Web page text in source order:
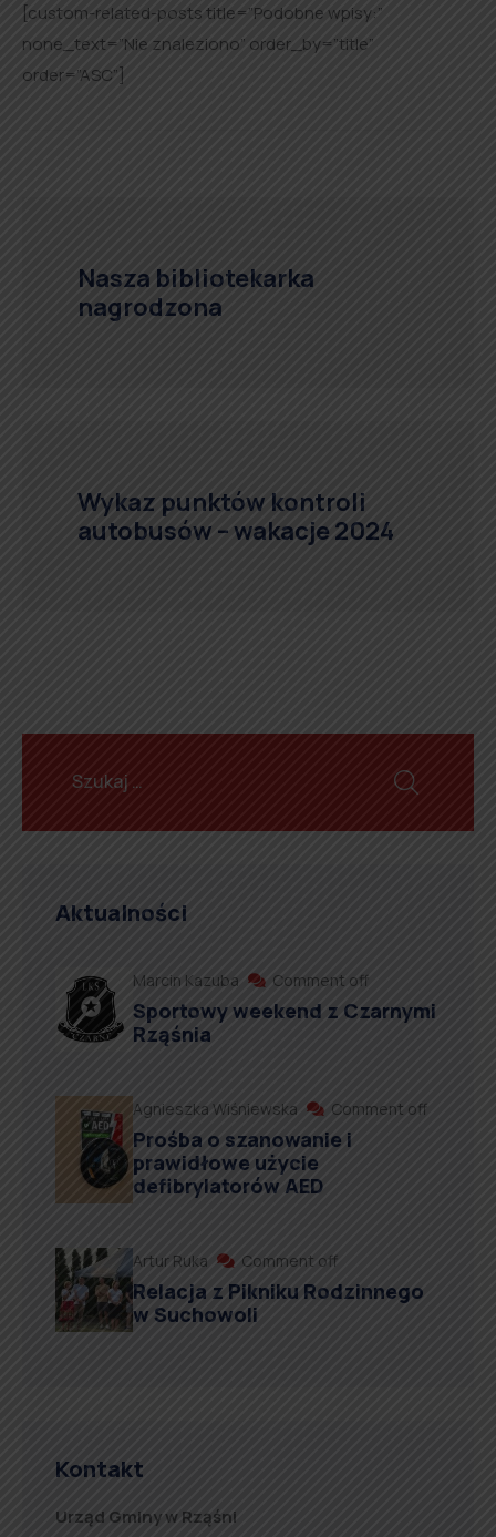
[custom-related-posts title=”Podobne wpisy:”
none_text=”Nie znaleziono” order_by=”title”
order=”ASC”]
Nasza bibliotekarka
nagrodzona
Wykaz punktów kontroli
autobusów – wakacje 2024
Aktualności
Marcin Kazuba Comment off
Sportowy weekend z Czarnymi
Rząśnia
Agnieszka Wiśniewska Comment off
Prośba o szanowanie i
prawidłowe użycie
defibrylatorów AED
Artur Ruka Comment off
Relacja z Pikniku Rodzinnego
w Suchowoli
Kontakt
Urząd Gminy w Rząśni